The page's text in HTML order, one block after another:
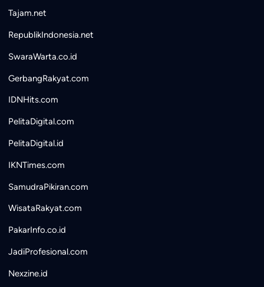
Tajam.net
RepublikIndonesia.net
SwaraWarta.co.id
GerbangRakyat.com
IDNHits.com
PelitaDigital.com
PelitaDigital.id
IKNTimes.com
SamudraPikiran.com
WisataRakyat.com
PakarInfo.co.id
JadiProfesional.com
Nexzine.id